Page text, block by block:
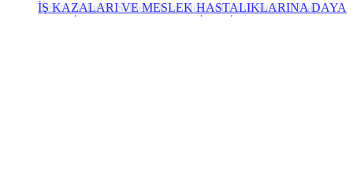
İŞ KAZALARI VE MESLEK HASTALIKLARINA